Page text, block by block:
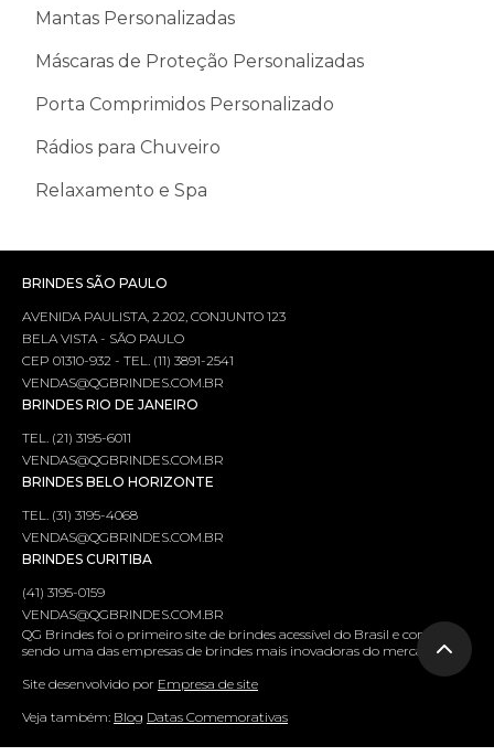
Mantas Personalizadas
Máscaras de Proteção Personalizadas
Porta Comprimidos Personalizado
Rádios para Chuveiro
Relaxamento e Spa
BRINDES SÃO PAULO
AVENIDA PAULISTA, 2.202, CONJUNTO 123
BELA VISTA - SÃO PAULO
CEP 01310-932 - TEL. (11) 3891-2541
VENDAS@QGBRINDES.COM.BR
BRINDES RIO DE JANEIRO
TEL. (21) 3195-6011
VENDAS@QGBRINDES.COM.BR
BRINDES BELO HORIZONTE
TEL. (31) 3195-4068
VENDAS@QGBRINDES.COM.BR
BRINDES CURITIBA
(41) 3195-0159
VENDAS@QGBRINDES.COM.BR
QG Brindes foi o primeiro site de brindes acessível do Brasil e continua
sendo uma das empresas de brindes mais inovadoras do mercado.
Site desenvolvido por Empresa de site
Veja também: Blog Datas Comemorativas